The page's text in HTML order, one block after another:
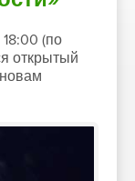
(по
открытый